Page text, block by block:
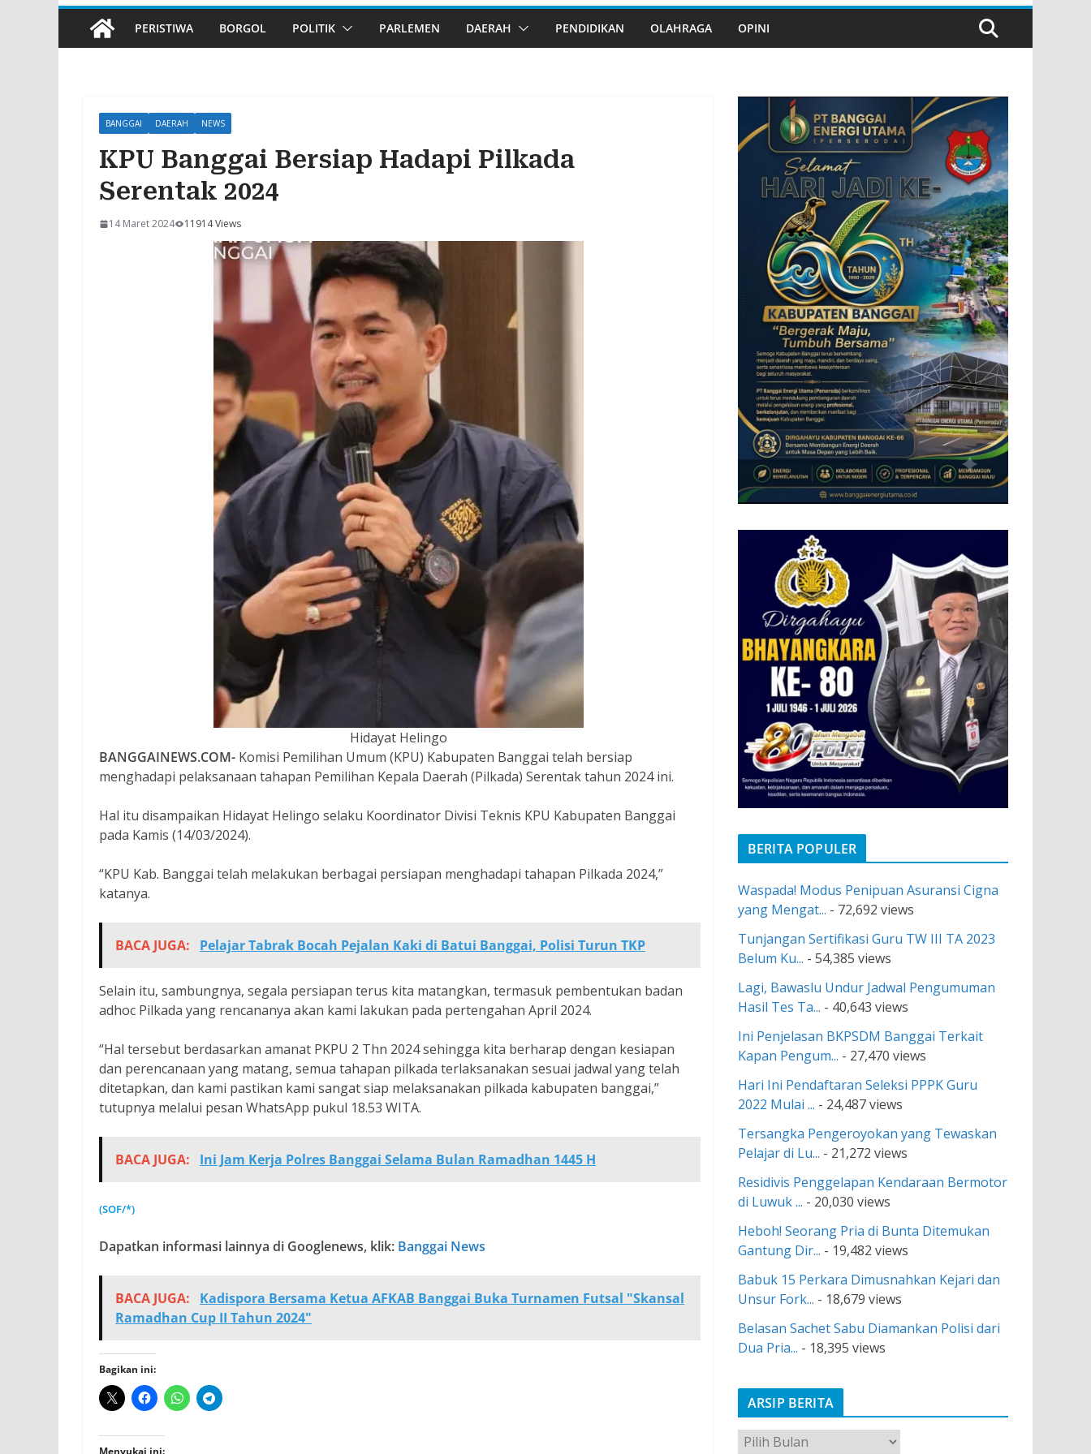
PERISTIWA BORGOL POLITIK PARLEMEN DAERAH PENDIDIKAN OLAHRAGA OPINI
BANGGAI DAERAH NEWS
KPU Banggai Bersiap Hadapi Pilkada
Serentak 2024
14 Maret 2024 11914 Views
Hidayat Helingo
BANGGAINEWS.COM- Komisi Pemilihan Umum (KPU) Kabupaten Banggai telah bersiap
menghadapi pelaksanaan tahapan Pemilihan Kepala Daerah (Pilkada) Serentak tahun 2024 ini.
Hal itu disampaikan Hidayat Helingo selaku Koordinator Divisi Teknis KPU Kabupaten Banggai
pada Kamis (14/03/2024).
“KPU Kab. Banggai telah melakukan berbagai persiapan menghadapi tahapan Pilkada 2024,”
katanya.
BACA JUGA: Pelajar Tabrak Bocah Pejalan Kaki di Batui Banggai, Polisi Turun TKP
Selain itu, sambungnya, segala persiapan terus kita matangkan, termasuk pembentukan badan
adhoc Pilkada yang rencananya akan kami lakukan pada pertengahan April 2024.
“Hal tersebut berdasarkan amanat PKPU 2 Thn 2024 sehingga kita berharap dengan kesiapan
dan perencanaan yang matang, semua tahapan pilkada terlaksanakan sesuai jadwal yang telah
ditetapkan, dan kami pastikan kami sangat siap melaksanakan pilkada kabupaten banggai,”
tutupnya melalui pesan WhatsApp pukul 18.53 WITA.
BACA JUGA: Ini Jam Kerja Polres Banggai Selama Bulan Ramadhan 1445 H
(SOF/*)
Dapatkan informasi lainnya di Googlenews, klik: Banggai News
BACA JUGA:
Kadispora Bersama Ketua AFKAB Banggai Buka Turnamen Futsal "Skansal
Ramadhan Cup II Tahun 2024"
Bagikan ini:
Menyukai ini:
BERITA POPULER
Waspada! Modus Penipuan Asuransi Cigna
yang Mengat... - 72,692 views
Tunjangan Sertifikasi Guru TW III TA 2023
Belum Ku... - 54,385 views
Lagi, Bawaslu Undur Jadwal Pengumuman
Hasil Tes Ta... - 40,643 views
Ini Penjelasan BKPSDM Banggai Terkait
Kapan Pengum... - 27,470 views
Hari Ini Pendaftaran Seleksi PPPK Guru
2022 Mulai ... - 24,487 views
Tersangka Pengeroyokan yang Tewaskan
Pelajar di Lu... - 21,272 views
Residivis Penggelapan Kendaraan Bermotor
di Luwuk ... - 20,030 views
Heboh! Seorang Pria di Bunta Ditemukan
Gantung Dir... - 19,482 views
Babuk 15 Perkara Dimusnahkan Kejari dan
Unsur Fork... - 18,679 views
Belasan Sachet Sabu Diamankan Polisi dari
Dua Pria... - 18,395 views
ARSIP BERITA
A